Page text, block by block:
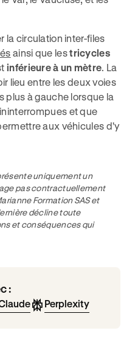
la circulation inter-files
ainsi que lestricycles
inférieure à un mètre. La
lieu entre les deux voies
plus à gauche lorsque la
et que
aux véhicules d'y
uniquement un
pas contractuellement
Formation SAS et
décline toute
et conséquences qui
:
Perplexity